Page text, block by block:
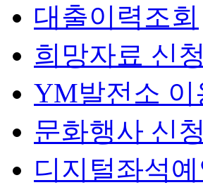
대출이력조회
희망자료 신청
YM발전소 이
문화행사 신
디지털좌석